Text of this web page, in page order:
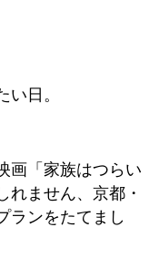
日。
画「家族はつらい
れません、京都・
ランをたてまし